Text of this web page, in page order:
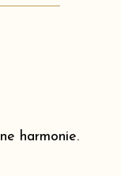
harmonie.